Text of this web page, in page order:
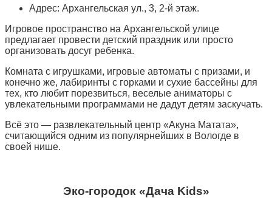
Адрес: Архангельская ул., 3, 2-й этаж.
Игровое пространство на Архангельской улице
предлагает провести детский праздник или просто
организовать досуг ребенка.
Комната с игрушками, игровые автоматы с призами, и
конечно же, лабиринты с горками и сухие бассейны для
тех, кто любит порезвиться, веселые аниматоры с
увлекательными программами не дадут детям заскучать.
Всё это — развлекательный центр «Акуна Матата»,
считающийся одним из популярнейших в Вологде в
своей нише.
Эко-городок «Дача Kids»